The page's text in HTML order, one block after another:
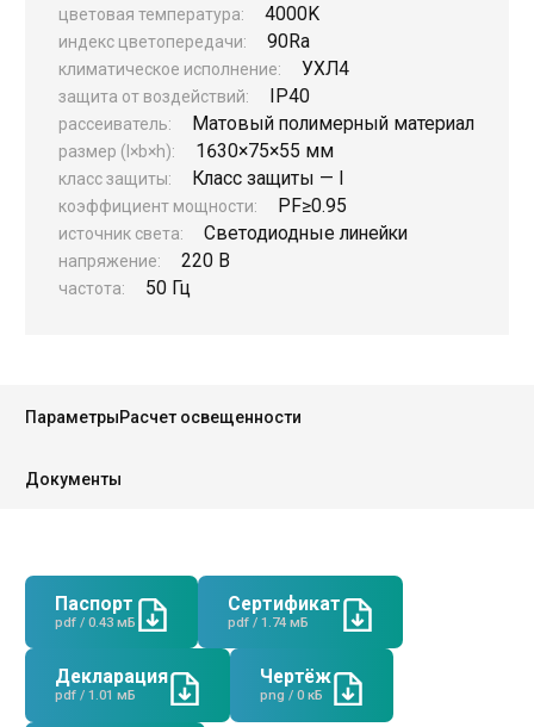
Контакты
цветовая температура: 4000K
индекс цветопередачи: 90Ra
климатическое исполнение: УХЛ4
защита от воздействий: IP40
рассеиватель: Матовый полимерный материал
размер (l×b×h): 1630×75×55 мм
класс защиты: Класс защиты — I
коэффициент мощности: PF≥0.95
источник света: Светодиодные линейки
напряжение: 220 В
частота: 50 Гц
ПараметрыРасчет освещенности
Документы
Паспорт
pdf / 0.43 мБ
Сертификат
pdf / 1.74 мБ
Декларация
pdf / 1.01 мБ
Чертёж
png / 0 кБ